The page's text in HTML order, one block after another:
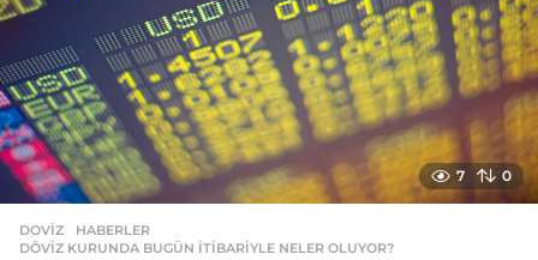
7 0
DOVIZ ,HABERLER
DÖVIZ KURUNDA BUGÜN İTIBARIYLE NELER OLUYOR?